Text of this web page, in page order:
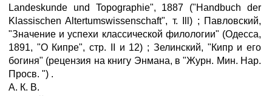
Landeskunde und Topographie", 1887 ("Handbuch der
Klassischen Altertumswissenschaft", т. Ill) ; Павловский,
"Значение и успехи классической филологии" (Одесса,
1891, "О Кипре", стр. II и 12) ; Зелинский, "Кипр и его
богиня" (рецензия на книгу Энмана, в "Журн. Мин. Нар.
Просв. ") .
А. К. В.